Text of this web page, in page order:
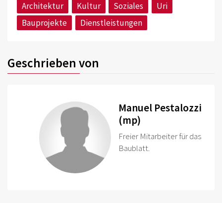
Architektur Kultur Soziales
Uri
Bauprojekte
Dienstleistungen
Geschrieben von
Manuel Pestalozzi
(mp)
Freier Mitarbeiter für das
Baublatt.